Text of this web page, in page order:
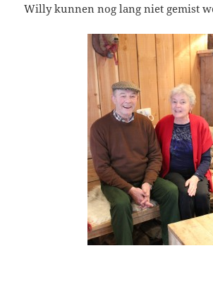
Willy kunnen nog lang niet gemist